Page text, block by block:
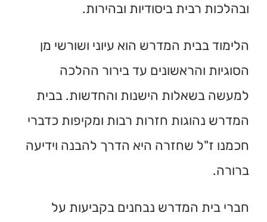
ובהלכות רבית ביסודיות ובהירות.
הלימוד בבית המדרש הוא עיוני ושורשי מן
הסוגיות והראשונים עד בירור ההלכה
למעשה בשאלות הישנות והחדשות. בבית
המדרש נהוגות חזרות רבות ומקיפות כדברי
חכמנו ז"ל שחזרה היא הדרך להבנה וידיעה
ברורה.
חברי בית המדרש נבחנים בקביעות על